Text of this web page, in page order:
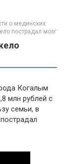
о мединских
пострадал мозг
Когалым
млн рублей с
семьи, в